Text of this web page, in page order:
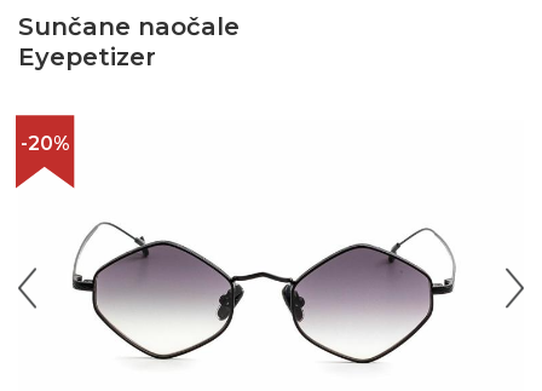
Sunčane naočale
Eyepetizer
-20%